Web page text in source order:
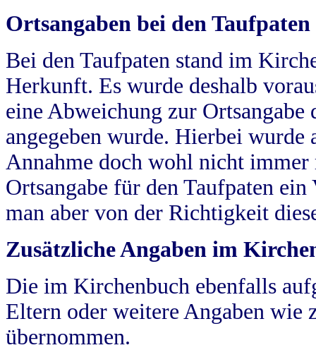
Ortsangaben bei den Taufpaten
Bei den Taufpaten stand im
Herkunft. Es wurde deshalb
eine Abweichung zur
angegeben wurde. Hierbei wurde
Annahme doch wohl nicht
Ortsangabe für den Taufpaten
man aber von der Richtigkeit
Zusätzliche Angaben im
Die im Kirchenbuch ebenfalls
Eltern oder weitere Angaben wie
übernommen.